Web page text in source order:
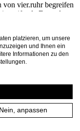
von vier.ruhr begreifen
Form der
und
den Weg gemacht,
um den Austausch
Gesellschaft zu
in der vier.zentrale in
ins Gespräch und
gestaltet aktiv
platzieren, um unsere
und Ihnen ein
Informationen zu den
Nein, anpassen